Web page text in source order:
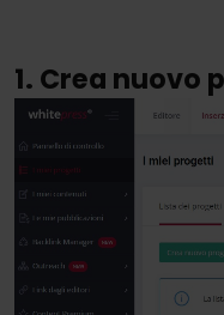
1. Crea nuovo